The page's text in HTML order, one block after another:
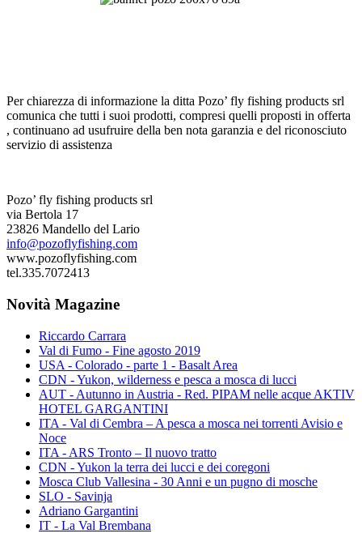
Per chiarezza di informazione la ditta Pozo’ fly fishing products srl
comunica che tutti i suoi prodotti, compresi quelli proposti in offerta
, continuano ad usufruire della ben nota garanzia e del riconosciuto
servizio di assistenza
Pozo’ fly fishing products srl
via Bertola 17
23826 Mandello del Lario
info@pozoflyfishing.com
www.pozoflyfishing.com
tel.335.7072413
Novità Magazine
Riccardo Carrara
Val di Fumo - Fine agosto 2019
USA - Colorado - parte 1 - Basalt Area
CDN - Yukon, wilderness e pesca a mosca di lucci
AUT - Autunno in Austria - Red. PIPAM nelle acque AKTIV
HOTEL GARGANTINI
ITA - Val di Cembra – A pesca a mosca nei torrenti Avisio e
Noce
ITA - ARS Tronto – Il nuovo tratto
CDN - Yukon la terra dei lucci e dei coregoni
Mosca Club Vallesina - 30 Anni e un pugno di mosche
SLO - Savinja
Adriano Gargantini
IT - La Val Brembana